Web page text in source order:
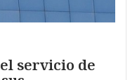
servicio de